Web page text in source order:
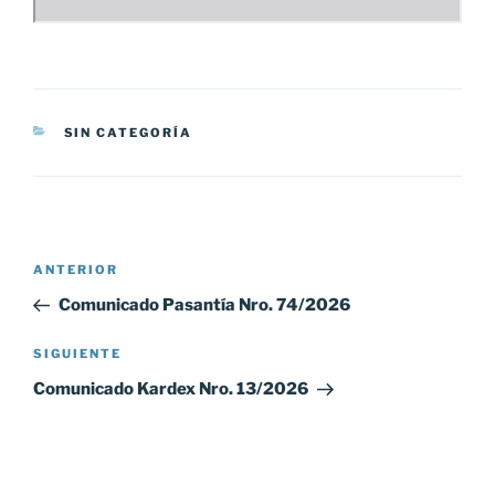
CATEGORÍAS
SIN CATEGORÍA
Navegación
entradas
Entrada
anterior:
ANTERIOR
Comunicado Pasantía Nro. 74/2026
Siguiente
entrada
SIGUIENTE
Comunicado Kardex Nro. 13/2026